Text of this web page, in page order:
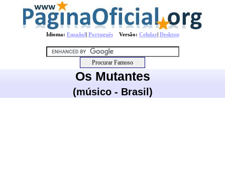
Idioma: Español| PortuguêsVersão: Celular| Desktop
Os Mutantes
(músico - Brasil)